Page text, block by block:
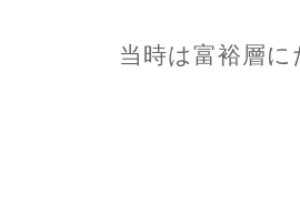
当時は富裕層